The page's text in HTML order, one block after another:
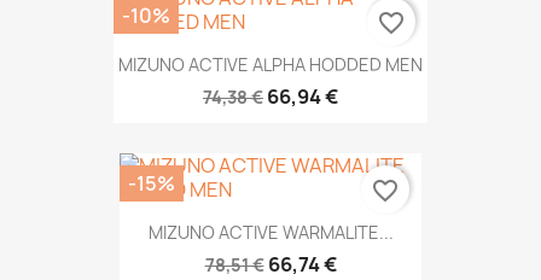
MIZUNO ACTIVE ALPHA HODDED MEN
74,38 € 66,94 €
-10% favorite_border
MIZUNO ACTIVE WARMALITE...
78,51 € 66,74 €
-15% favorite_border